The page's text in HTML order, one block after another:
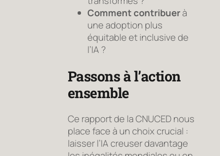
Comment contribuerà
une adoption plus
équitable et inclusive de
l’IA ?
Passons à l’action
ensemble
Ce rapport de la CNUCED nous
place face à un choix crucial :
laisser l’IA creuser davantage